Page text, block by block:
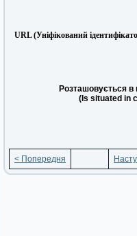
URL (Уніфікований
Розташовується в
(Is situated in
< Попередня